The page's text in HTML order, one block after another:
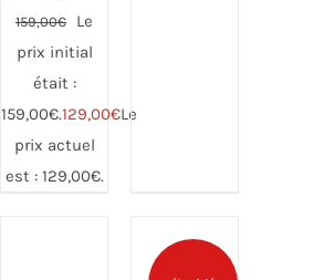
Note5.00
sur 5
AU PANIER
/
159,00€
Le
prix initial
était :
159,00€.129,00€Le
prix actuel
est : 129,00€.